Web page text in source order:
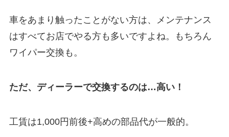
車をあまり触ったことがない方は、メンテナンス
はすべてお店でやる方も多いですよね。もちろん
ワイパー交換も。
ただ、ディーラーで交換するのは…高い！
工賃は1,000円前後+高めの部品代が一般的。